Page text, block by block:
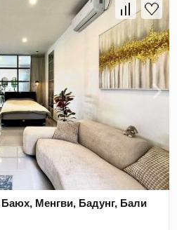
Менгви, Бадунг, Бали